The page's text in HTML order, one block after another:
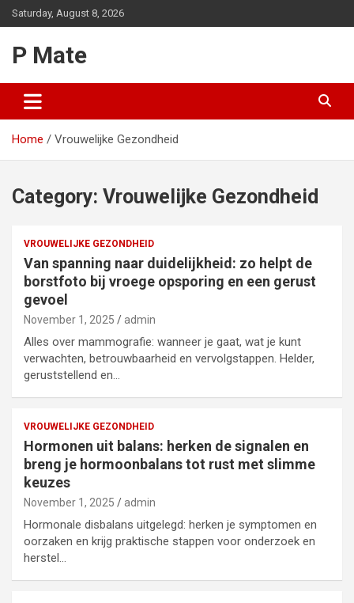
Skip
to
Saturday, August 8, 2026
P Mate
Home Vrouwelijke Gezondheid
Category: Vrouwelijke Gezondheid
VROUWELIJKE GEZONDHEID
Van spanning naar duidelijkheid: zo helpt de
borstfoto bij vroege opsporing en een gerust
gevoel
November 1, 2025 admin
Alles over mammografie: wanneer je gaat, wat je kunt
verwachten, betrouwbaarheid en vervolgstappen. Helder,
geruststellend en…
VROUWELIJKE GEZONDHEID
Hormonen uit balans: herken de signalen en
breng je hormoonbalans tot rust met slimme
keuzes
November 1, 2025 admin
Hormonale disbalans uitgelegd: herken je symptomen en
oorzaken en krijg praktische stappen voor onderzoek en
herstel…